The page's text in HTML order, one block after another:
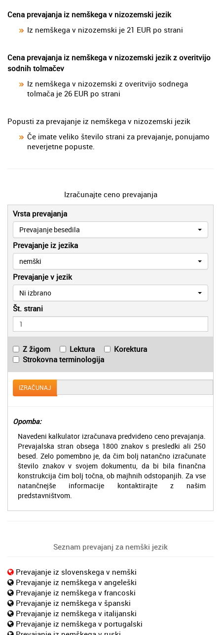
Cena prevajanja iz nemškega v nizozemski jezik
Iz nemškega v nizozemski je 21 EUR po strani
Cena prevajanja iz nemškega v nizozemski jezik z overitvijo
sodnih tolmačev
Iz nemškega v nizozemski z overitvijo sodnega
tolmača je 26 EUR po strani
Popusti za prevajanje iz nemškega v nizozemski jezik
Če imate veliko število strani za prevajanje, ponujamo
neverjetne popuste.
Izračunajte ceno prevajanja
Vrsta prevajanja
Prevajanje besedila
Prevajanje iz jezika
nemški
Prevajanje v jezik
Ni izbrano
Št. strani
Z žigom Lektura
Korektura
Strokovna terminologija
IZRAČUNAJ
Opomba:
Navedeni kalkulator izračunava predvideno ceno prevajanja.
Prevajalska stran obsega 1800 znakov s presledki ali 250
besed. Zelo pomembno je, da čim bolj natančno izračunate
število znakov v svojem dokumentu, da bi bila finančna
konstrukcija čim bolj točna, ob majhnih odstopanjih. Za vse
natančnejše informacije kontaktirajte z našim
predstavništvom.
Seznam prevajanj za nemški jezik
Prevajanje iz slovenskega v nemški
Prevajanje iz nemškega v angeleški
Prevajanje iz nemškega v francoski
Prevajanje iz nemškega v španski
Prevajanje iz nemškega v italijanski
Prevajanje iz nemškega v portugalski